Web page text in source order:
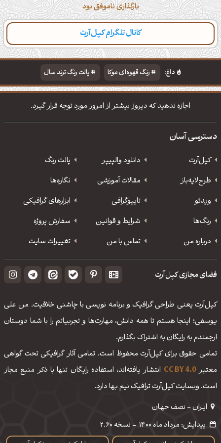
بارگذاری ناموفق بود
کانال تلگرام کپل‌آرت
داغ: رنگ قهوه‌ای موکا
پالت رنگ ترند سال
دانلود والپیپر مذهبی
تایپوگرافی شعر مولانا
اجازه ندهید که دیروز بیشتر از امروز مورد توجه قرار گیرد.
دسترسی آسان
کپل‌آرت دانلود‌ والپیپر
پالت رنگ
طرح‌لایه‌باز
مقالات آموزشی
نگاره‌ها
ویدئو
‌تایپوگرافی
ابزارهای گرافیکی
رنگ‌ها
شرایط و قوانین
سفارش پروژه
درباره من
تماس با من تغییرات سایت
فضای مجازی کپل‌آرت
کپل‌آرت یعنی طراحی گرافیک و برنامه نویسی با چاشنی خلاقیت. من علی
یوسفی؛ اینجا هستم تا همه دانش، مهارت‌‌ها و تجربیاتم را با شما دوستان
ارجمندم به رایگان به اشتراک بگذارم.
تمامی حقوق برای کپل‌آرت محفوظ است. تمامی آثار گرافیکی تحت گواهی
معتبرCC BY 4.0 انتشار یافته‌اند، استفاده رایگان تنها با ذکر منبع مجاز
است. وبسایت کپل‌آرت ترافیک نیم بها دارد.
ایـران - نصف جهـان
پیدایش: مرداد ماه 1400 - نسخه 2.60